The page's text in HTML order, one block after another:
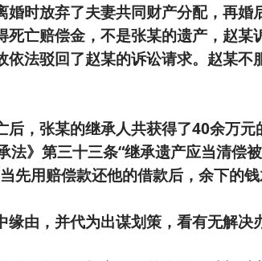
时放弃了夫妻共同财产分配，再婚
亡赔偿金，不是张某的遗产，赵某
法驳回了赵某的诉讼请求。赵某不
，张某的继承人共获得了40余万元
》第三十三条“继承遗产应当清偿
先用赔偿款还他的借款后，余下的
由，并代为出谋划策，看有无解决